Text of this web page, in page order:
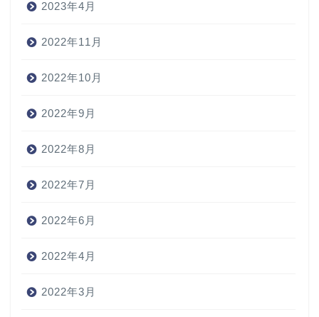
2023年4月
2022年11月
2022年10月
2022年9月
2022年8月
2022年7月
2022年6月
2022年4月
2022年3月